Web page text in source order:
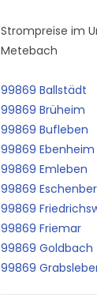
Strompreise im
Metebach
99869 Ballstädt
99869 Brüheim
99869 Bufleben
99869 Ebenheim
99869 Emleben
99869
99869
99869 Friemar
99869 Goldbach
99869